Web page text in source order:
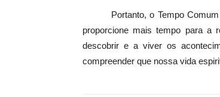
Portanto, o Tempo Comum
proporcione mais tempo para a
descobrir e a viver os
compreender que nossa vida